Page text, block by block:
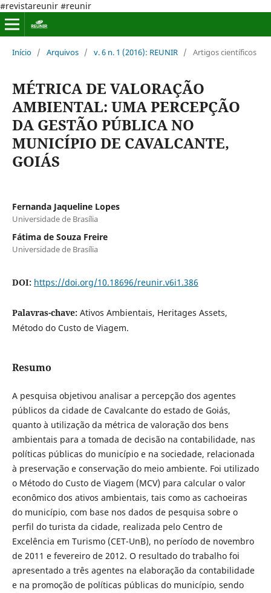
#revistareunir #reunir
Início / Arquivos / v. 6 n. 1 (2016): REUNIR / Artigos científicos
MÉTRICA DE VALORAÇÃO
AMBIENTAL: UMA PERCEPÇÃO
DA GESTÃO PÚBLICA NO
MUNICÍPIO DE CAVALCANTE,
GOIÁS
Fernanda Jaqueline Lopes
Universidade de Brasília
Fátima de Souza Freire
Universidade de Brasília
DOI: https://doi.org/10.18696/reunir.v6i1.386
Palavras-chave: Ativos Ambientais, Heritages Assets,
Método do Custo de Viagem.
Resumo
A pesquisa objetivou analisar a percepção dos agentes
públicos da cidade de Cavalcante do estado de Goiás,
quanto à utilização da métrica de valoração dos bens
ambientais para a tomada de decisão na contabilidade, nas
políticas públicas do município e na sociedade, relacionada
à preservação e conservação do meio ambiente. Foi utilizado
o Método do Custo de Viagem (MCV) para calcular o valor
econômico dos ativos ambientais, tais como as cachoeiras
do município, com base nos dados de pesquisa sobre o
perfil do turista da cidade, realizada pelo Centro de
Excelência em Turismo (CET-UnB), no período de novembro
de 2011 e fevereiro de 2012. O resultado do trabalho foi
apresentado a três agentes na elaboração da contabilidade
e na promoção de políticas públicas do município, sendo